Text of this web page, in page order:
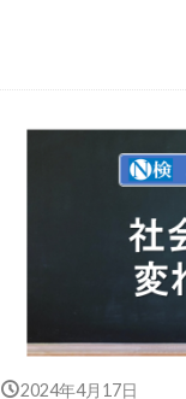
2024年4月17日